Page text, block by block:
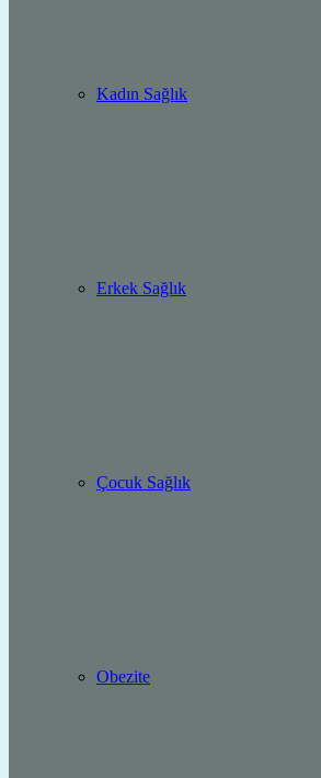
Kadın Sağlık
Erkek Sağlık
Çocuk Sağlık
Obezite